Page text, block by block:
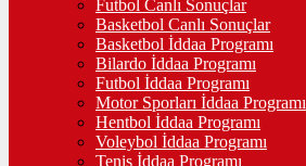
Futbol Canlı Sonuçlar
Basketbol Canlı Sonuçlar
Basketbol İddaa Programı
Bilardo İddaa Programı
Futbol İddaa Programı
Motor Sporları İddaa Programı
Hentbol İddaa Programı
Voleybol İddaa Programı
Tenis İddaa Programı